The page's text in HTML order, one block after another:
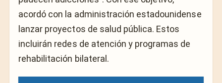
acordó con la administración estadounidense
lanzar proyectos de salud pública. Estos
incluirán redes de atención y programas de
rehabilitación bilateral.